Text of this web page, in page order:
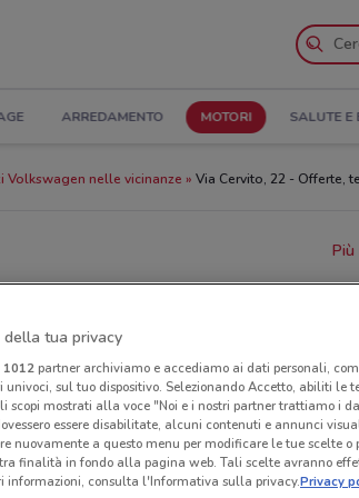
ARREDAMENTO MOTORI SALUTE E
Volkswagen nelle vicinanze Via Cervito, 22 - Offerte,
Più
della tua privacy
1012partner archiviamo e accediamo ai dati personali,
sul tuo dispositivo. Selezionando Accetto, abiliti le
scopi mostrati alla voce "Noi e i nostri partner trattiamo i
essere disabilitate, alcuni contenuti e annunci
nuovamente a questo menu per modificare le tue scelte o
finalità in fondo alla pagina web. Tali scelte avranno
informazioni, consulta l'Informativa sulla privacy.Privacy